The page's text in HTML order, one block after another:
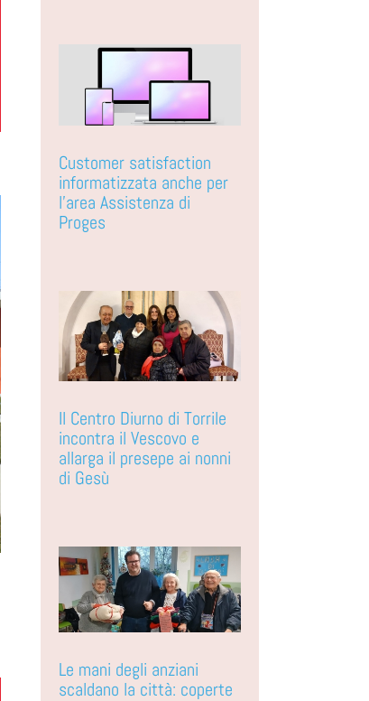
Customer satisfaction
informatizzata anche per
l’area Assistenza di
Proges
Il Centro Diurno di Torrile
incontra il Vescovo e
allarga il presepe ai nonni
di Gesù
Le mani degli anziani
scaldano la città: coperte